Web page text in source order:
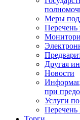
Меры
Перечень
Другая
Новости
при
Услуги